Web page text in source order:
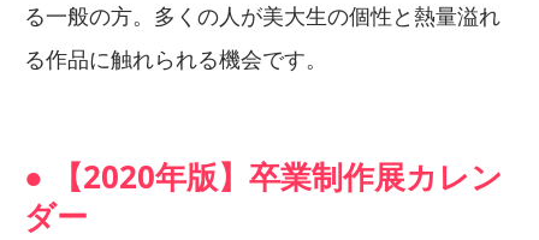
る一般の方。多くの人が美大生の個性と熱量溢れ
る作品に触れられる機会です。
● 【2020年版】卒業制作展カレン
ダー